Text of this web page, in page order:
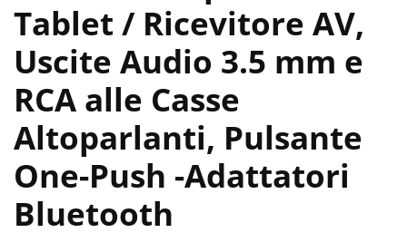
Tablet / Ricevitore AV,
Uscite Audio 3.5 mm e
RCA alle Casse
Altoparlanti, ‎Pulsante
One-Push -Adattatori
Bluetooth